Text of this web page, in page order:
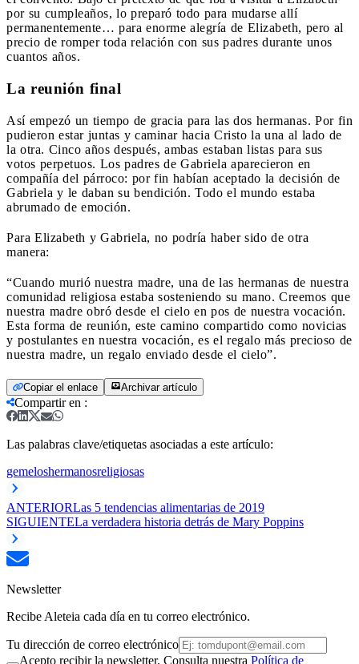
por su cumpleaños, lo preparó todo para mudarse allí
permanentemente… para enorme alegría de Elizabeth, pero al
precio de romper toda relación con sus padres durante unos
cuantos años.
La reunión final
Así empezó un tiempo de gracia para las dos hermanas. Por fin
pudieron estar juntas y caminar hacia Cristo la una al lado de
la otra. Cinco años después, ambas estaban listas para sus
votos perpetuos. Los padres de Gabriela aparecieron en
compañía del párroco: por fin habían aceptado la decisión de
Gabriela y le daban su bendición. Todo el mundo estaba
abrumado de emoción.
Para Elizabeth y Gabriela, no podría haber sido de otra
manera:
“Cuando murió nuestra madre, una de las hermanas de nuestra
comunidad religiosa estaba sosteniendo su mano. Creemos que
nuestra madre obró desde el cielo en pos de nuestra vocación.
Esta forma de reunión, este camino compartido como novicias
y postulantes en nuestra vocación, es el regalo más precioso de
nuestra madre, un regalo enviado desde el cielo”.
Copiar el enlace Archivar artículo
Compartir en :
Las palabras clave/etiquetas asociadas a este artículo:
gemeloshermanosreligiosas
ANTERIORLas 5 tendencias alimentarias de 2019
SIGUIENTELa verdadera historia detrás de Mary Poppins
Newsletter
Recibe Aleteia cada día en tu correo electrónico.
Tu dirección de correo electrónico
Acepto recibir la newsletter. Consulta nuestra Política de